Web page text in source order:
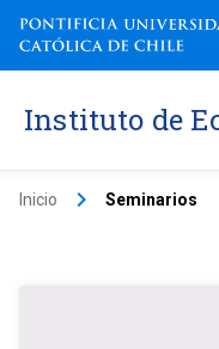
Instituto de
Inicio keyboard_arrow_right Seminarios